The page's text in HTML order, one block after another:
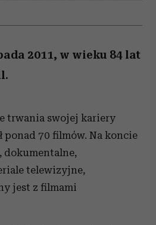
2011, w wieku 84 lat
trwania swojej kariery
ponad 70 filmów. Na koncie
dokumentalne,
telewizyjne,
jest z filmami